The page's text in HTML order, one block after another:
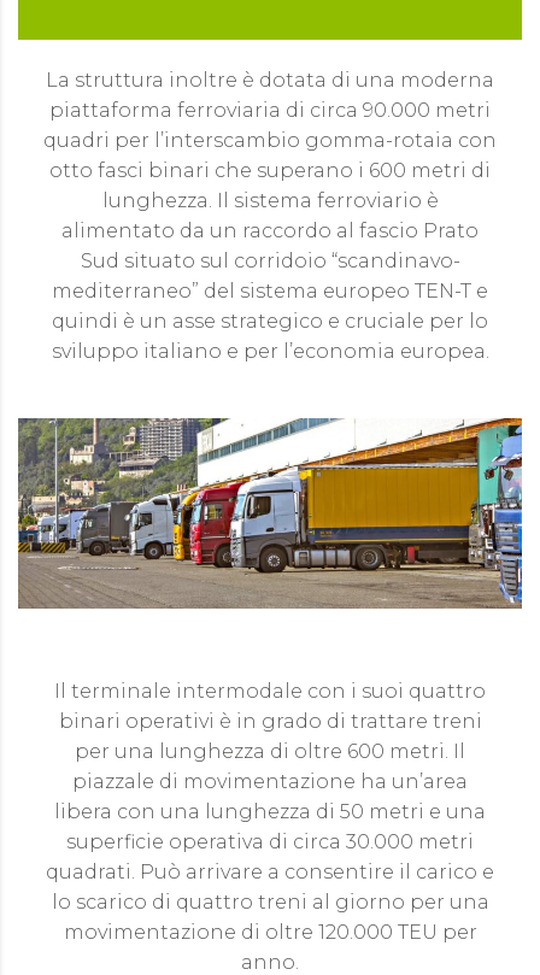
La struttura inoltre è dotata di una moderna
piattaforma ferroviaria di circa 90.000 metri
quadri per l’interscambio gomma-rotaia con
otto fasci binari che superano i 600 metri di
lunghezza. Il sistema ferroviario è
alimentato da un raccordo al fascio Prato
Sud situato sul corridoio “scandinavo-
mediterraneo” del sistema europeo TEN-T e
quindi è un asse strategico e cruciale per lo
sviluppo italiano e per l’economia europea.
Il terminale intermodale con i suoi quattro
binari operativi è in grado di trattare treni
per una lunghezza di oltre 600 metri. Il
piazzale di movimentazione ha un’area
libera con una lunghezza di 50 metri e una
superficie operativa di circa 30.000 metri
quadrati. Può arrivare a consentire il carico e
lo scarico di quattro treni al giorno per una
movimentazione di oltre 120.000 TEU per
anno.